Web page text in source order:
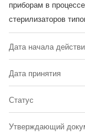
приборам в
стерилизаторов
Дата начала
Дата принятия
Статус
Утверждающий